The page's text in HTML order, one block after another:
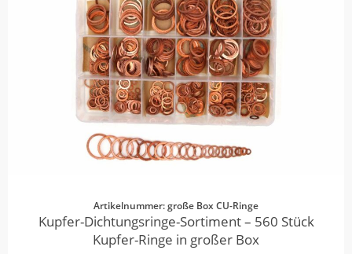
Artikelnummer: große Box CU-Ringe
Kupfer-Dichtungsringe-Sortiment – 560 Stück
Kupfer-Ringe in großer Box